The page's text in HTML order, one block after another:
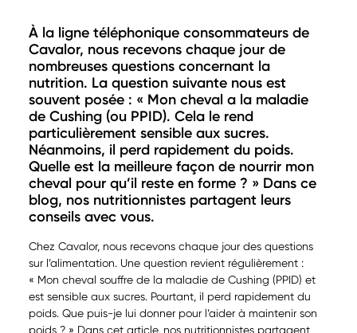
À la ligne téléphonique consommateurs de
Cavalor, nous recevons chaque jour de
nombreuses questions concernant la
nutrition. La question suivante nous est
souvent posée : « Mon cheval a la maladie
de Cushing (ou PPID). Cela le rend
particulièrement sensible aux sucres.
Néanmoins, il perd rapidement du poids.
Quelle est la meilleure façon de nourrir mon
cheval pour qu’il reste en forme ? » Dans ce
blog, nos nutritionnistes partagent leurs
conseils avec vous.
Chez Cavalor, nous recevons chaque jour des questions
sur l’alimentation. Une question revient régulièrement :
« Mon cheval souffre de la maladie de Cushing (PPID) et
est sensible aux sucres. Pourtant, il perd rapidement du
poids. Que puis-je lui donner pour l’aider à maintenir son
poids ? » Dans cet article, nos nutritionnistes partagent